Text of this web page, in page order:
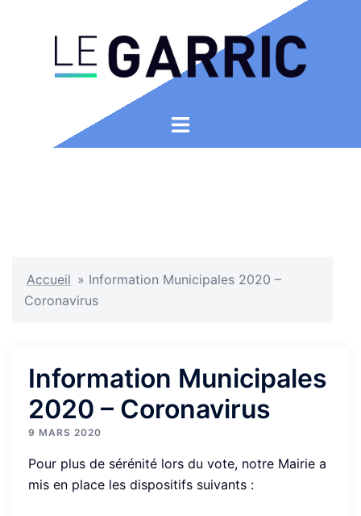
Ouvrir/fermer
Accueil » Information Municipales 2020 –
Coronavirus
Information Municipales
2020 – Coronavirus
9 MARS 2020
Pour plus de sérénité lors du vote, notre Mairie a
mis en place les dispositifs suivants :